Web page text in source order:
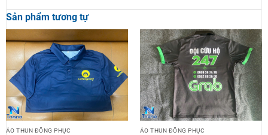
Sản phẩm tương tự
ÁO THUN ĐỒNG PHỤC ÁO THUN ĐỒNG PHỤC